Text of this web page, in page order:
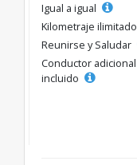
Igual a igual
Kilometraje ilimitado
Reunirse y Saludar
Conductor adicional
incluido